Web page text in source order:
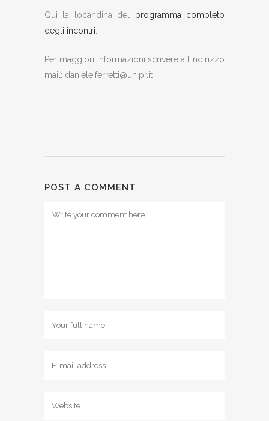
Qui la locandina del programma completo
degli incontri.
Per maggiori informazioni scrivere all’indirizzo
mail: daniele.ferretti@unipr.it
POST A COMMENT